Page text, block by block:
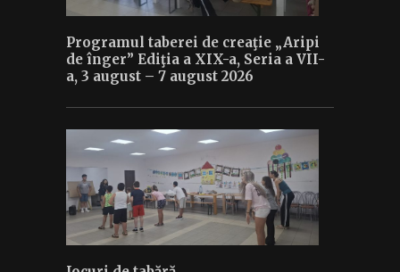
Programul taberei de creaţie „Aripi
de înger” Ediţia a XIX-a, Seria a VII-
a, 3 august – 7 august 2026